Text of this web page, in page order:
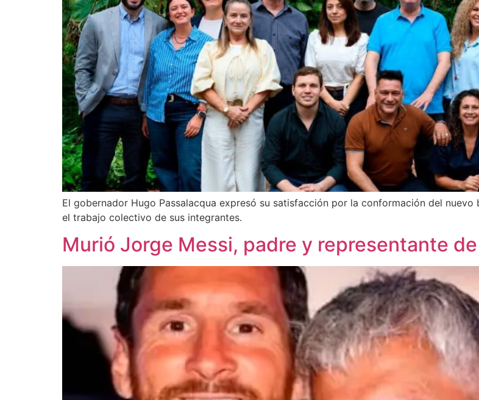
El gobernador Hugo Passalacqua expresó su satisfacción por la conformación del
el trabajo colectivo de sus integrantes.
Murió Jorge Messi, padre y representante